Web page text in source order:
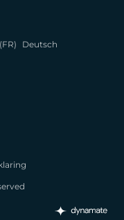
Deutsch